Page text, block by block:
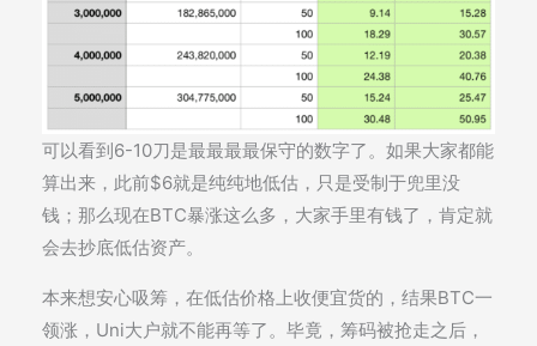
可以看到6-10刀是最最最最保守的数字了。如果大家都能
算出来，此前$6就是纯纯地低估，只是受制于兜里没
钱；那么现在BTC暴涨这么多，大家手里有钱了，肯定就
会去抄底低估资产。
本来想安心吸筹，在低估价格上收便宜货的，结果BTC一
领涨，Uni大户就不能再等了。毕竟，筹码被抢走之后，